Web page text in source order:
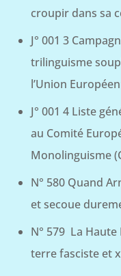
croupir dans sa
J° 001 3
trilinguisme
l’Union
J° 001 4 Liste
au Comité
Monolinguisme
N° 580 Quand
et secoue
N° 579 La
terre fasciste et